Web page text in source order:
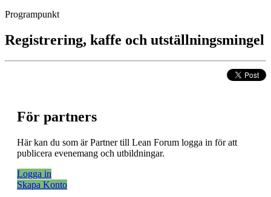
Programpunkt
Registrering, kaffe och utställningsmingel
För partners
Här kan du som är Partner till Lean Forum logga in för att
publicera evenemang och utbildningar.
Logga in
Skapa Konto